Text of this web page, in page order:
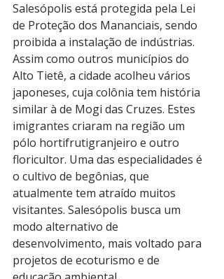
Salesópolis está protegida pela Lei
de Proteção dos Mananciais, sendo
proibida a instalação de indústrias.
Assim como outros municípios do
Alto Tietê, a cidade acolheu vários
japoneses, cuja colônia tem história
similar à de Mogi das Cruzes. Estes
imigrantes criaram na região um
pólo hortifrutigranjeiro e outro
floricultor. Uma das especialidades é
o cultivo de begônias, que
atualmente tem atraído muitos
visitantes. Salesópolis busca um
modo alternativo de
desenvolvimento, mais voltado para
projetos de ecoturismo e de